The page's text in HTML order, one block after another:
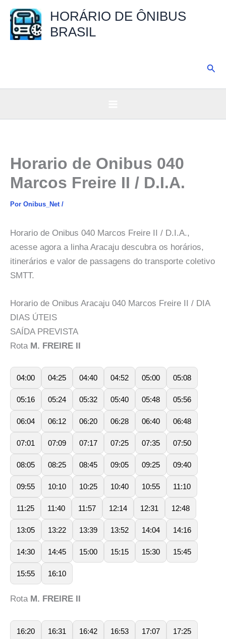
para
HORÁRIO DE ÔNIBUS
BRASIL
Horario de Onibus 040
Marcos Freire II / D.I.A.
Por Onibus_Net /
Horario de Onibus 040 Marcos Freire II / D.I.A.,
acesse agora a linha Aracaju descubra os horários,
itinerários e valor de passagens do transporte coletivo
SMTT.
Horario de Onibus Aracaju 040 Marcos Freire II / DIA
DIAS ÚTEIS
SAÍDA PREVISTA
Rota M. FREIRE II
04:00 04:25 04:40 04:52 05:00 05:08
05:16 05:24 05:32 05:40 05:48 05:56
06:04 06:12 06:20 06:28 06:40 06:48
07:01 07:09 07:17 07:25 07:35 07:50
08:05 08:25 08:45 09:05 09:25 09:40
09:55 10:10 10:25 10:40 10:55 11:10
11:25 11:40 11:57 12:14 12:31 12:48
13:05 13:22 13:39 13:52 14:04 14:16
14:30 14:45 15:00 15:15 15:30 15:45
15:55 16:10
Rota M. FREIRE II
16:20 16:31 16:42 16:53 17:07 17:25